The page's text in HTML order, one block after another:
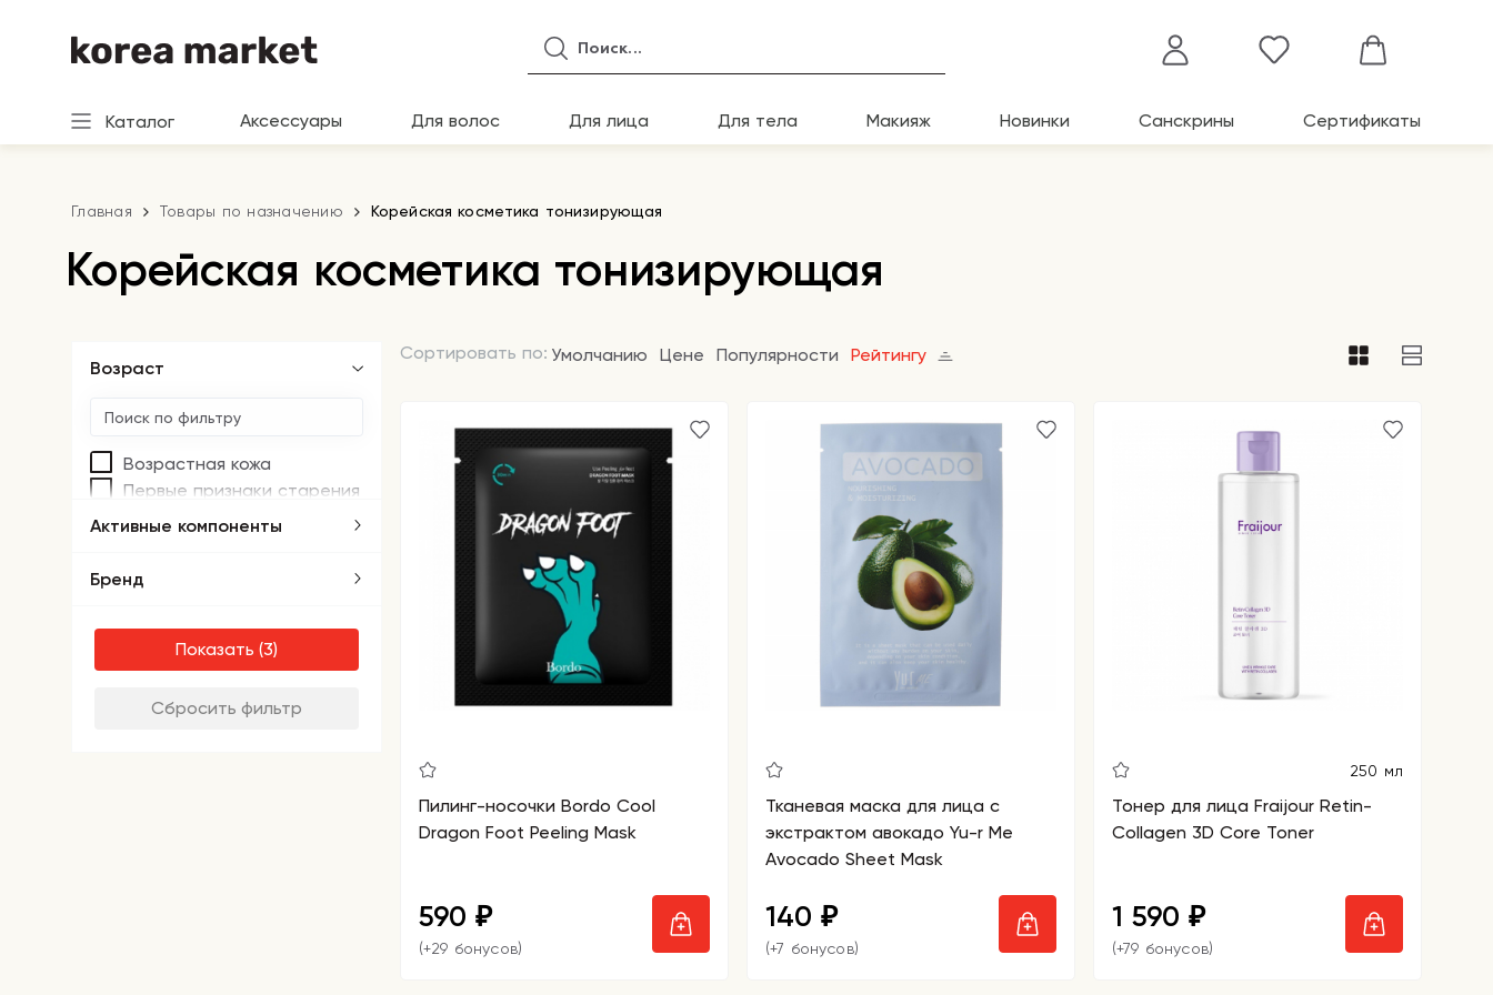
Каталог Аксессуары Для волос Для лица Для тела Макияж Новинки Санскрины Сертификаты
Главная Товары по назначению Корейская косметика тонизирующая
Корейская косметика тонизирующая
Сортировать по: Умолчанию Цене Популярности Рейтингу
Пилинг-носочки Bordo Cool
Dragon Foot Peeling Mask
590 ₽
(+29 бонусов)
Тканевая маска для лица с
экстрактом авокадо Yu-r Me
Avocado Sheet Mask
140 ₽
(+7 бонусов)
250 мл
Тонер для лица Fraijour Retin-
Collagen 3D Core Toner
1 590 ₽
(+79 бонусов)
Возраст
Возрастная кожа
Первые признаки старения
Активные компоненты
Бренд
Показать
Сбросить фильтр